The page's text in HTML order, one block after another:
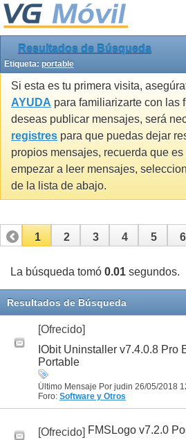
Resultados de Búsqueda
Etiqueta: portable
Si esta es tu primera visita,
AYUDA para familiarizarte con las
deseas publicar mensajes, será
registres para que puedas dejar
propios mensajes, recuerda que
empezar a leer mensajes,
de la lista de abajo.
1 2 3 4 5 6
11 12 13
La búsqueda tomó 0.01 segundos.
Resultados de Búsqueda
[Ofrecido]
IObit Uninstaller v7.4.0.8 Pro
Portable
Último Mensaje Por judin 26/05/2018
Foro: Software y Otros
[Ofrecido] FMSLogo v7.2.0